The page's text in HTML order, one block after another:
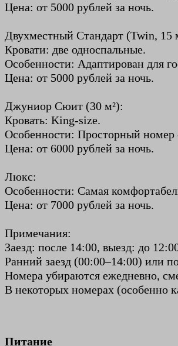
Цена: от 5000 рублей за ночь.
Двухместный Стандарт (Twin, 15
Кровати: две односпальные.
Особенности: Адаптирован для
Цена: от 5000 рублей за ночь.
Джуниор Сюит (30 м²):
Кровать: King-size.
Особенности: Просторный номер
Цена: от 6000 рублей за ночь.
Люкс:
Особенности: Самая
Цена: от 7000 рублей за ночь.
Примечания:
Заезд: после 14:00, выезд: до
Ранний заезд (00:00–14:00) или
Номера убираются ежедневно,
В некоторых номерах (особенно
Питание